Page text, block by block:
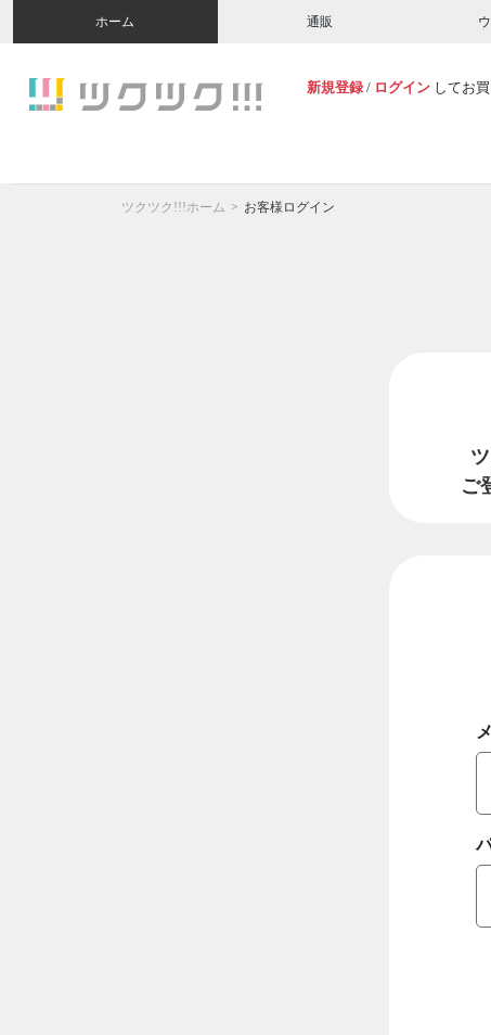
ホーム 通販
新規登録 / ログイン してお
ツクツク!!!ホーム お客様ログイン
ご